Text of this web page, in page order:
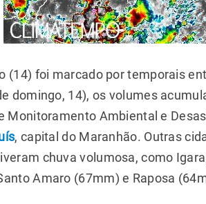
(14) foi marcado por temporais
domingo, 14), os volumes
Monitoramento Ambiental e
, capital do Maranhão. Outras
chuva volumosa, como
Amaro (67mm) e Raposa